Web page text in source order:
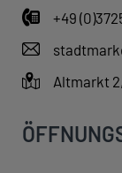
+49
Altmarkt